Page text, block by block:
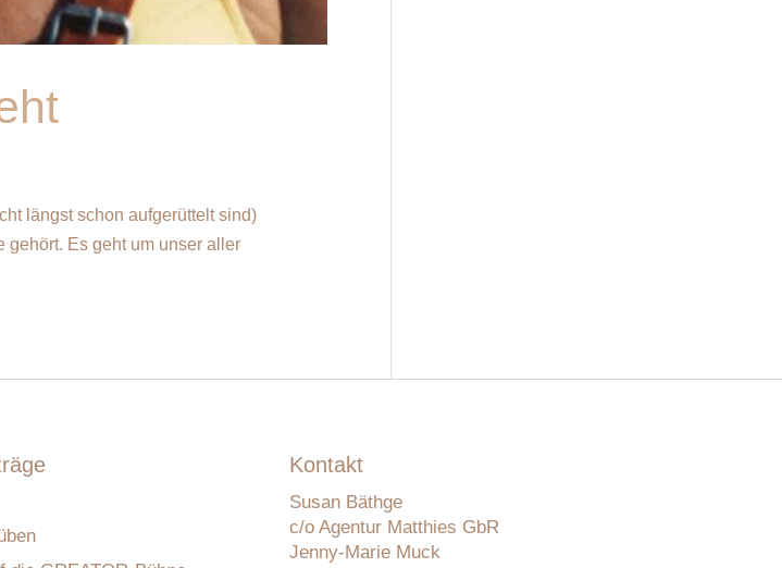
längst schon aufgerüttelt sind)
gehört. Es geht um unser aller
Kontakt
Susan Bäthge
c/o Agentur Matthies GbR
Jenny-Marie Muck